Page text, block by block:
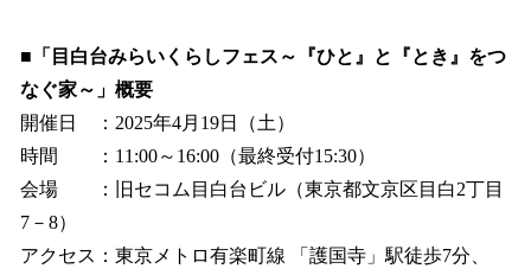
■「目白台みらいくらしフェス～『ひと』と『とき』をつ
なぐ家～」概要
開催日 ：2025年4月19日（土）
時間 ：11:00～16:00（最終受付15:30）
会場 ：旧セコム目白台ビル（東京都文京区目白2丁目
7－8）
アクセス：東京メトロ有楽町線 「護国寺」駅徒歩7分、